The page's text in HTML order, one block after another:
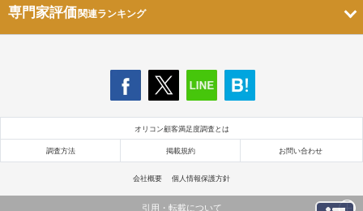
専門家評価関連ランキング
オリコン顧客満足度調査とは
調査方法 掲載規約 お問い合わせ
会社概要 個人情報保護方針
引用・転載について